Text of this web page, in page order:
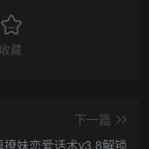
收藏
下一篇
撩妹恋爱话术v3.8解锁